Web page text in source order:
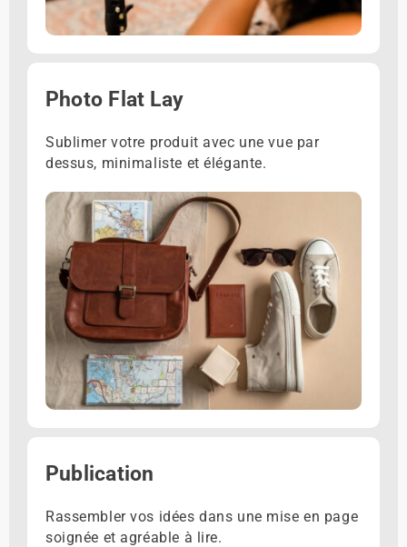
Photo Flat Lay
Sublimer votre produit avec une vue par
dessus, minimaliste et élégante.
Publication
Rassembler vos idées dans une mise en page
soignée et agréable à lire.